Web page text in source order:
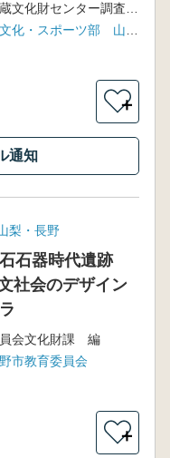
＋
通知
梨・長野
石器時代遺跡
社会のデザイン
会文化財課 編
市教育委員会
＋